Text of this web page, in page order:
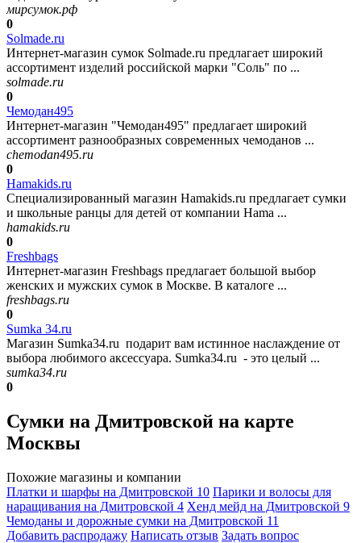
мирсумок.рф
0
Solmade.ru
Интернет-магазин сумок Solmade.ru предлагает широкий
ассортимент изделий российской марки "Соль" по ...
solmade.ru
0
Чемодан495
Интернет-магазин "Чемодан495" предлагает широкий
ассортимент разнообразных современных чемоданов ...
chemodan495.ru
0
Hamakids.ru
Специализированный магазин Hamakids.ru предлагает сумки
и школьные ранцы для детей от компании Hama ...
hamakids.ru
0
Freshbags
Интернет-магазин Freshbags предлагает большой выбор
женских и мужских сумок в Москве. В каталоге ...
freshbags.ru
0
Sumka 34.ru
Магазин Sumka34.ru подарит вам истинное наслаждение от
выбора любимого аксессуара. Sumka34.ru - это целый ...
sumka34.ru
0
Сумки на Дмитровской на карте
Москвы
Похожие магазины и компании
Платки и шарфы на Дмитровской 10 Парики и волосы для
наращивания на Дмитровской 4 Хенд мейд на Дмитровской 9
Чемоданы и дорожные сумки на Дмитровской 11
Добавить раcпродажу Написать отзыв Задать вопрос